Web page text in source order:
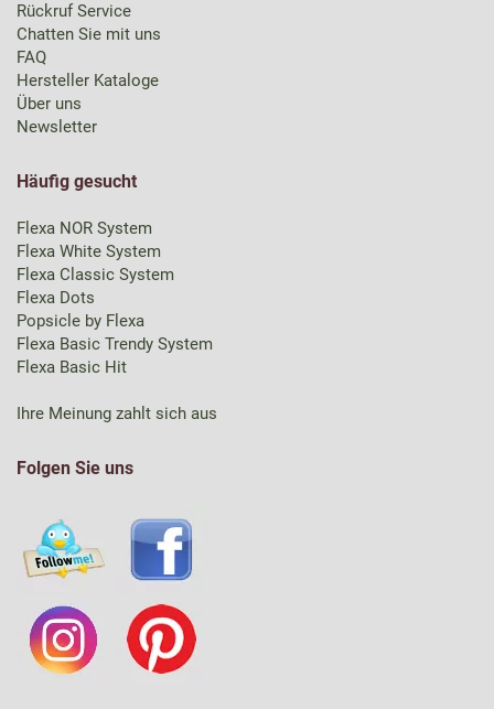
Rückruf Service
Chatten Sie mit uns
FAQ
Hersteller Kataloge
Über uns
Newsletter
Häufig gesucht
Flexa NOR System
Flexa White System
Flexa Classic System
Flexa Dots
Popsicle by Flexa
Flexa Basic Trendy System
Flexa Basic Hit
Ihre Meinung zahlt sich aus
Folgen Sie uns